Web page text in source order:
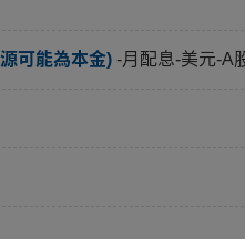
可能為本金) -月配息-美元-A